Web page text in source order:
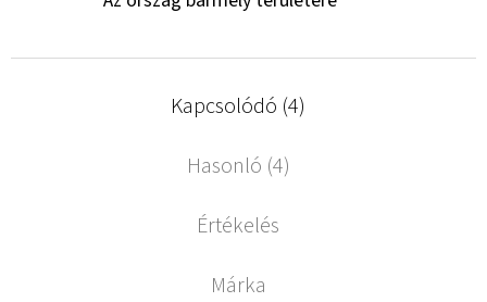
Kapcsolódó (4)
Hasonló (4)
Értékelés
Márka